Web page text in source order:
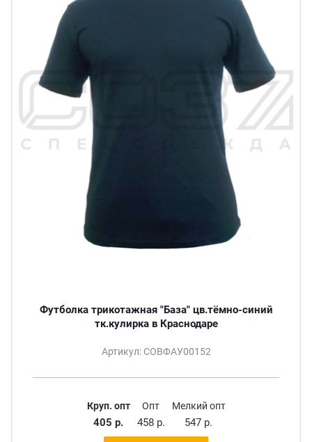
Футболка трикотажная "База" цв.тёмно-синий
тк.кулирка в Краснодаре
Артикул: СОВФАУ00152
Круп. опт
405 р.
Опт
458 р.
Мелкий опт
547 р.